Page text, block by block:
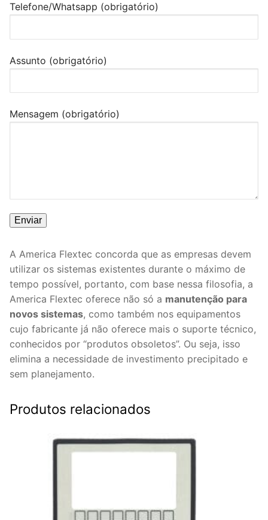
Telefone/Whatsapp (obrigatório)
Assunto (obrigatório)
Mensagem (obrigatório)
A America Flextec concorda que as empresas devem
utilizar os sistemas existentes durante o máximo de
tempo possível, portanto, com base nessa filosofia, a
America Flextec oferece não só a manutenção para
novos sistemas, como também nos equipamentos
cujo fabricante já não oferece mais o suporte técnico,
conhecidos por “produtos obsoletos”. Ou seja, isso
elimina a necessidade de investimento precipitado e
sem planejamento.
Produtos relacionados